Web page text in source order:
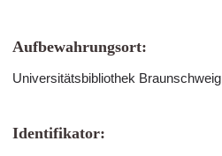
Aufbewahrungsort:
Universitätsbibliothek Braunschweig
Identifikator: